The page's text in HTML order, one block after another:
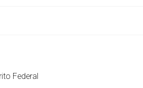
Federal